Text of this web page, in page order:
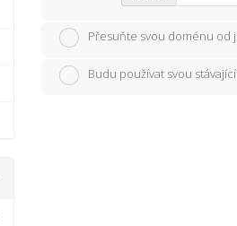
Přesuňte svou doménu od
Budu používat svou